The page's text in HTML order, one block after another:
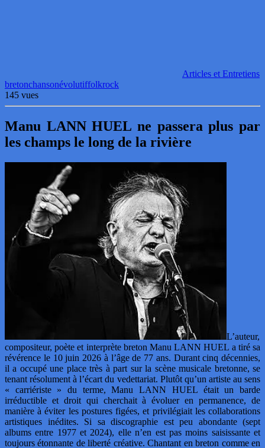
Articles et Entretiens
bretonchansonévolutiffolkrock
145 vues
Manu LANN HUEL ne passera plus par
les champs le long de la rivière
L’auteur,
compositeur, poète et interprète breton Manu LANN HUEL a tiré sa
révérence le 10 juin 2026 à l’âge de 77 ans. Durant cinq décennies,
il a occupé une place très à part sur la scène musicale bretonne, se
tenant résolument à l’écart du vedettariat. Plutôt qu’un artiste au sens
« carriériste » du terme, Manu LANN HUEL était un barde
irréductible et droit qui cherchait à évoluer en permanence, de
manière à éviter les postures figées, et privilégiait les collaborations
artistiques inédites. Si sa discographie est peu abondante (sept
albums entre 1977 et 2024), elle n’en est pas moins saisissante et
toujours étonnante de liberté créative. Chantant en breton comme en